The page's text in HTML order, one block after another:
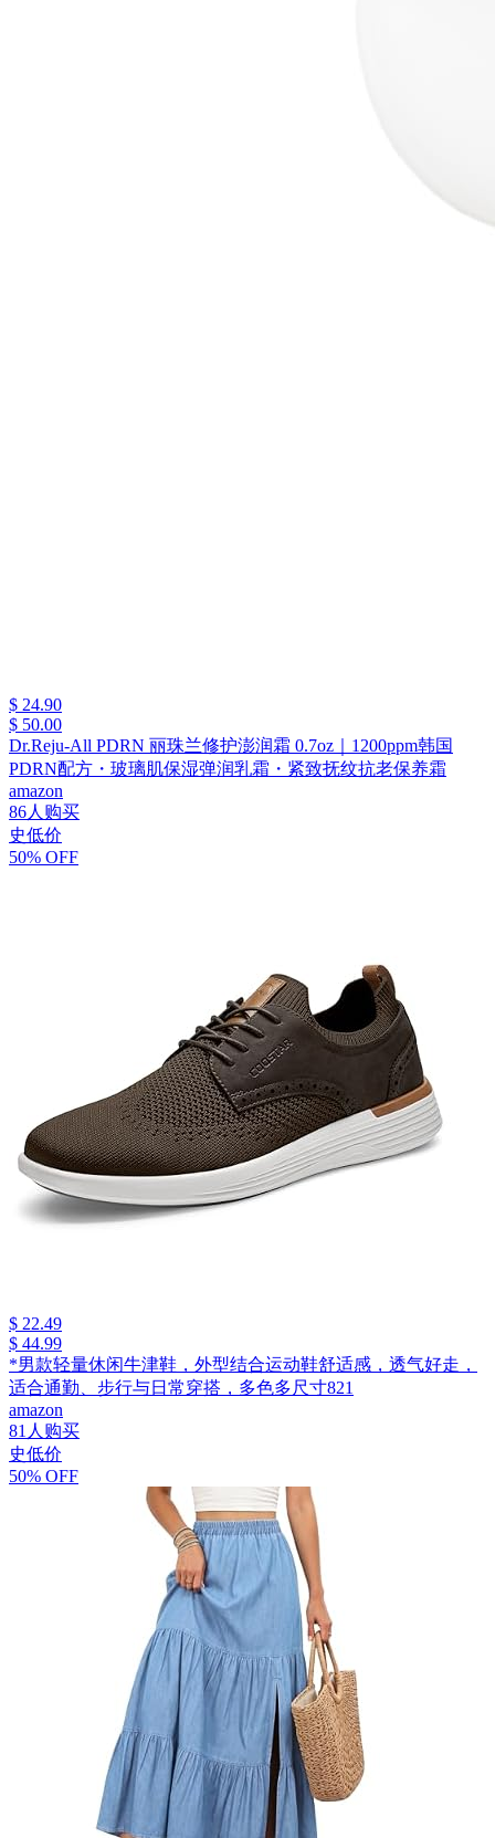
$ 24.90
$ 50.00
Dr.Reju-All PDRN 丽珠兰修护澎润霜 0.7oz｜1200ppm韩国
PDRN配方・玻璃肌保湿弹润乳霜・紧致抚纹抗老保养霜
amazon
86人购买
史低价
50% OFF
$ 22.49
$ 44.99
*男款轻量休闲牛津鞋，外型结合运动鞋舒适感，透气好走，
适合通勤、步行与日常穿搭，多色多尺寸821
amazon
81人购买
史低价
50% OFF